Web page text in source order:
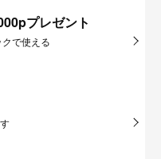
プレゼント
で使える